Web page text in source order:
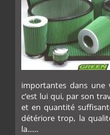
importantes dans une
c’est lui qui, par son
et en quantité
détériore trop, la
la......